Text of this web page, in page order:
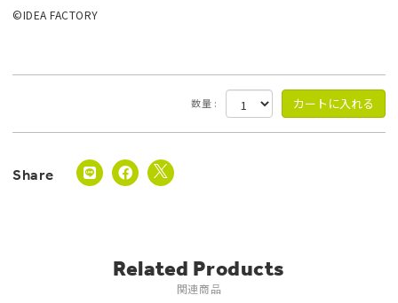
©IDEA FACTORY
数量 :
Related Products
関連商品